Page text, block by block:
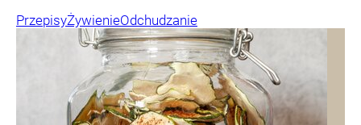
PrzepisyŻywienieOdchudzanie